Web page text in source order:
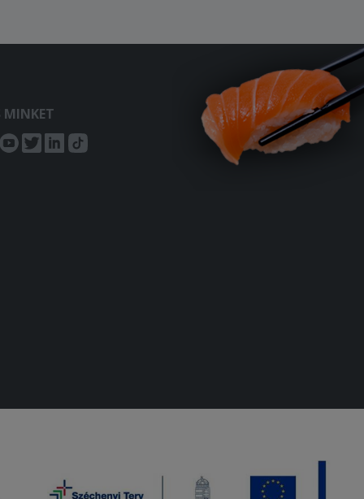
MINKET